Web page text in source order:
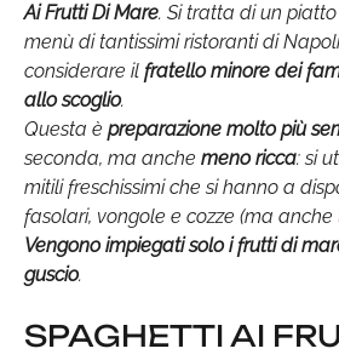
Ai Frutti Di Mare. Si tratta di un
menù di tantissimi ristoranti di
considerare il fratello minore dei
allo scoglio.
Questa è preparazione molto più
seconda, ma anche meno ricca: si
mitili freschissimi che si hanno a
fasolari, vongole e cozze (ma anche
Vengono impiegati solo i frutti di
guscio.
SPAGHETTI AI